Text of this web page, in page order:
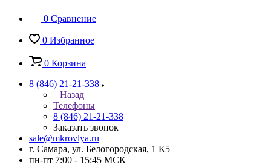
0 Сравнение
0 Избранное
0 Корзина
8 (846) 21-21-338
Назад
Телефоны
8 (846) 21-21-338
Заказать звонок
sale@mkrovlya.ru
г. Самара, ул. Белогородская, 1 К5
пн-пт 7:00 - 15:45 МСК